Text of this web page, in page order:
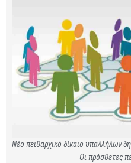
Νέο πειθαρχικό δίκαιο υπαλλήλων
Οι πρόσθετες